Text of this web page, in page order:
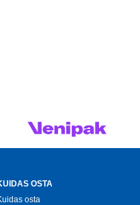
OSTA
osta